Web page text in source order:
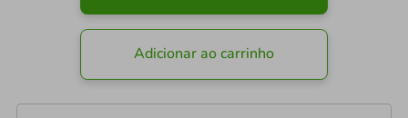
Adicionar ao carrinho